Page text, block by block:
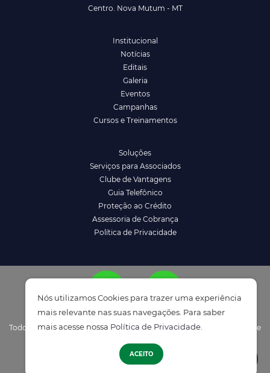
Nós utilizamos Cookies para trazer uma experiência
mais relevante nas suas navegações. Para saber
mais acesse nossa Política de Privacidade.
ACEITO
ATENDIMENTO
Centro. Nova Mutum - MT
Institucional
Notícias
Editais
Galeria
Eventos
Campanhas
Cursos e Treinamentos
Soluções
Serviços para Associados
Clube de Vantagens
Guia Telefônico
Proteção ao Crédito
Assessoria de Cobrança
Política de Privacidade
Todos os direitos reservados à ACENM/CDL - Política de Privacidade e